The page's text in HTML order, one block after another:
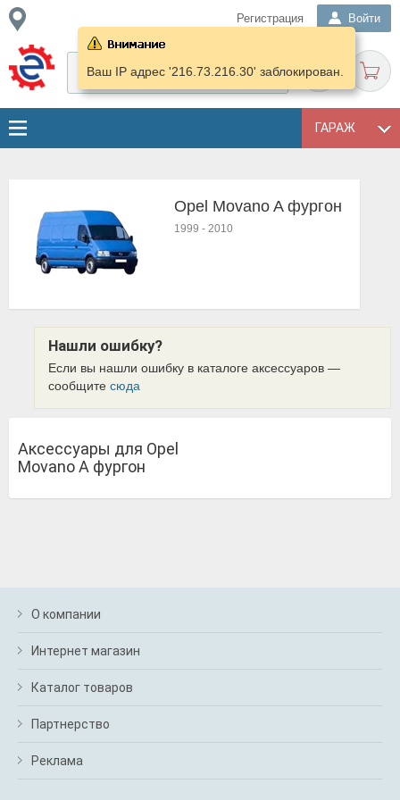
Регистрация Войти
ГАРАЖ
Ваш IP адрес '216.73.216.30' заблокирован.
Opel Movano A фургон
1999 - 2010
Нашли ошибку?
Если вы нашли ошибку в каталоге аксессуаров —
сообщите сюда
Аксессуары для Opel
Movano A фургон
О компании
Интернет магазин
Каталог товаров
Партнерство
Реклама